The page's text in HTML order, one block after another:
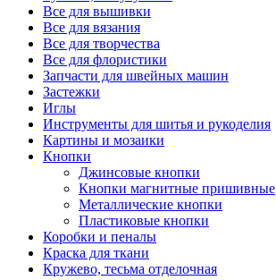
Все для вышивки
Все для вязания
Все для творчества
Все для флористики
Запчасти для швейных машин
Застежки
Иглы
Инструменты для шитья и рукоделия
Картины и мозаики
Кнопки
Джинсовые кнопки
Кнопки магнитные пришивные
Металлические кнопки
Пластиковые кнопки
Коробки и пеналы
Краска для ткани
Кружево, тесьма отделочная